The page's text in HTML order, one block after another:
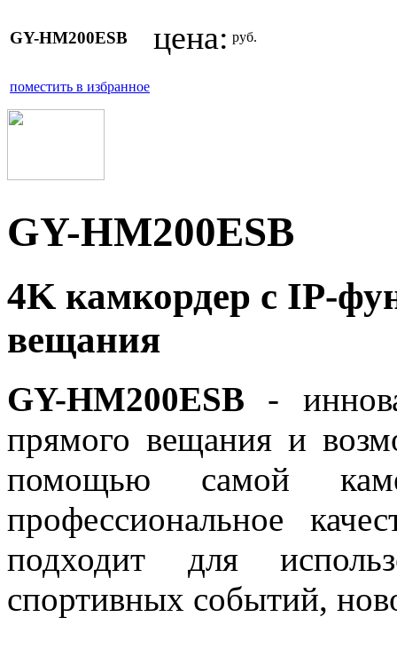
GY-HM200ESB цена: руб.
поместить в избранное
GY-HM200ESB
4K камкордер с IP-
вещания
GY-HM200ESB -
прямого вещания и
помощью самой
профессиональное
подходит для
спортивных событий,